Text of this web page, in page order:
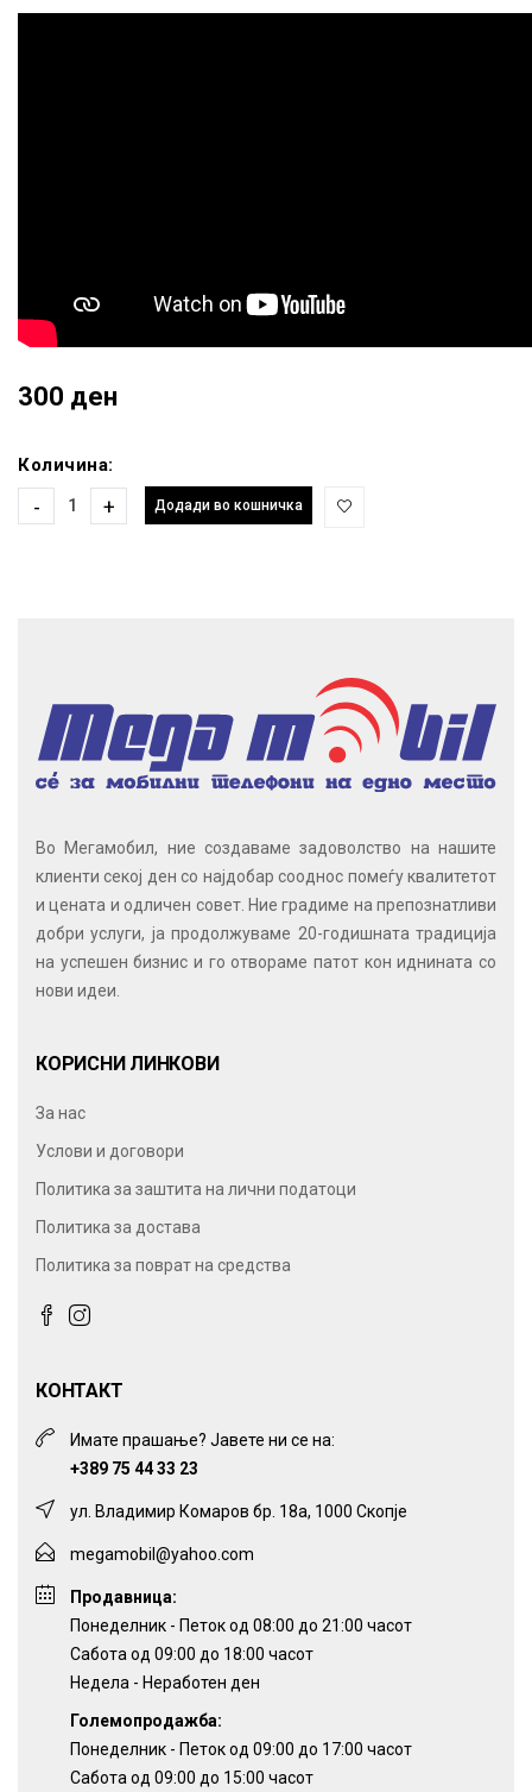
300 ден
Количина:
- + Додади во кошничка
Во Мегамобил, ние создаваме задоволство на нашите
клиенти секој ден со најдобар сооднос помеѓу квалитетот
и цената и одличен совет. Ние градиме на препознатливи
добри услуги, ја продолжуваме 20-годишната традиција
на успешен бизнис и го отвораме патот кон иднината со
нови идеи.
КОРИСНИ ЛИНКОВИ
За нас
Услови и договори
Политика за заштита на лични податоци
Политика за достава
Политика за поврат на средства
КОНТАКТ
Имате прашање? Јавете ни се на:
+389 75 44 33 23
ул. Владимир Комаров бр. 18а, 1000 Скопје
megamobil@yahoo.com
Продавница:
Понеделник - Петок од 08:00 до 21:00 часот
Сабота од 09:00 до 18:00 часот
Недела - Неработен ден
Големопродажба:
Понеделник - Петок од 09:00 до 17:00 часот
Сабота од 09:00 до 15:00 часот